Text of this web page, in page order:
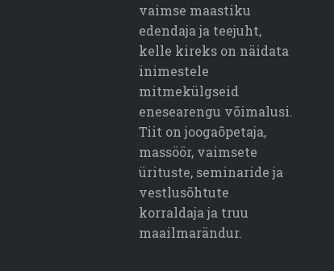
vaimse maastiku
edendaja ja teejuht,
kelle kireks on näidata
inimestele
mitmekülgseid
enesearengu võimalusi.
Tiit on joogaõpetaja,
massöör, vaimsete
ürituste, seminaride ja
vestlusõhtute
korraldaja ja truu
maailmarändur.